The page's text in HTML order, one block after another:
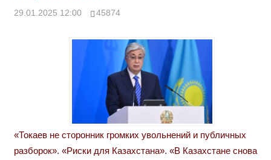
29.01.2025 12:00 45874
«Токаев не сторонник громких увольнений и публичных
разборок». «Риски для Казахстана». «В Казахстане снова